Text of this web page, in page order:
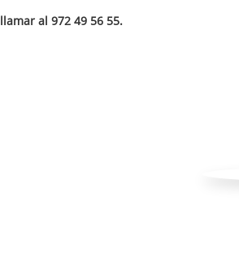
al 972 49 56 55.